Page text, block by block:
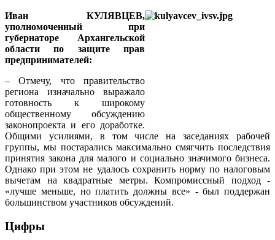
Иван КУЛЯВЦЕВ,
уполномоченный при
губернаторе Архангельской
области по защите прав
предпринимателей:
– Отмечу, что правительство
региона изначально выражало
готовность к широкому
общественному обсуждению
законопроекта и его доработке.
Общими усилиями, в том числе на заседаниях рабочей
группы, мы постарались максимально смягчить последствия
принятия закона для малого и социально значимого бизнеса.
Однако при этом не удалось сохранить норму по налоговым
вычетам на квадратные метры. Компромиссный подход -
«лучше меньше, но платить должны все» - был поддержан
большинством участников обсуждений.
Цифры